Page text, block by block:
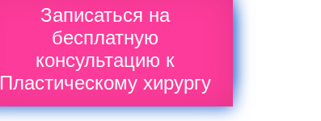
Записаться на
бесплатную
консультацию к
Пластическому хирургу